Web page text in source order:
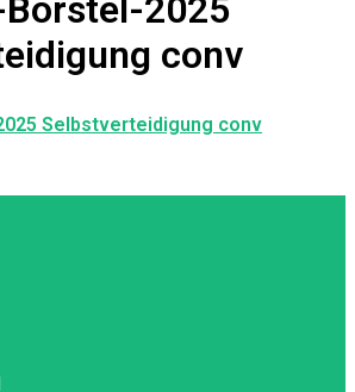
2025
conv
Selbstverteidigung conv